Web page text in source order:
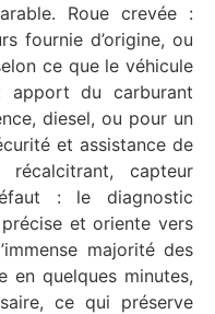
Roue crevée :
fournie d’origine, ou
ce que le véhicule
apport du carburant
diesel, ou pour un
et assistance de
récalcitrant, capteur
: le diagnostic
et oriente vers
majorité des
en quelques minutes,
ce qui préserve